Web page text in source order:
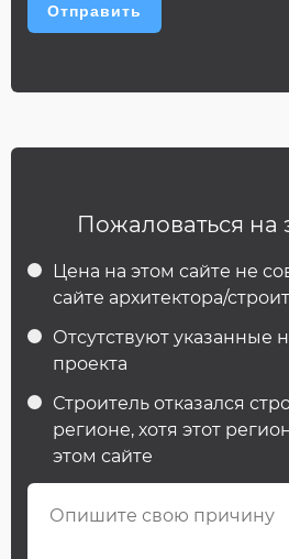
Пожаловаться на
Цена на этом сайте не
сайте архитектора/
Отсутствуют указанные
проекта
Строитель отказался
регионе, хотя этот
этом сайте